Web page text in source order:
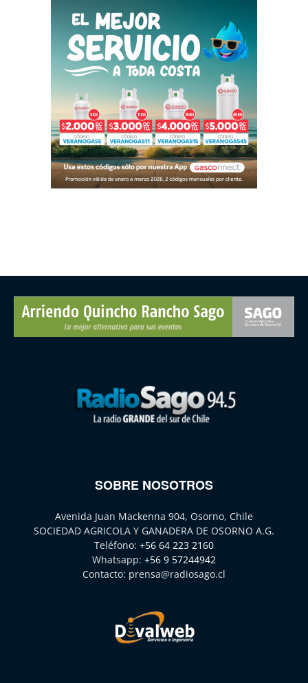
SOBRE NOSOTROS
Avenida Juan Mackenna 904, Osorno, Chile
SOCIEDAD AGRICOLA Y GANADERA DE OSORNO A.G.
Teléfono: +56 64 223 2160
Whatsapp: +56 9 57244942
Contacto: prensa@radiosago.cl